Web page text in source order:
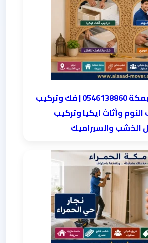
نجار الشبيكة بمكة 0546138860⁩ | فك وتركيب
وأثاث ايكيا وتركيب
الخشب والسيراميك